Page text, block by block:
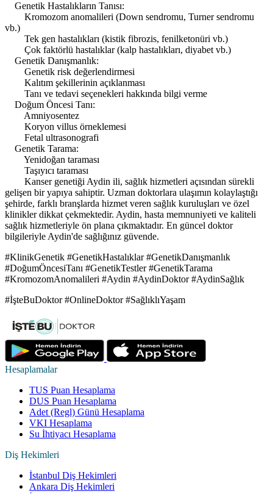
Genetik Hastalıkların Tanısı:
Kromozom anomalileri (Down sendromu, Turner sendromu
vb.)
Tek gen hastalıkları (kistik fibrozis, fenilketonüri vb.)
Çok faktörlü hastalıklar (kalp hastalıkları, diyabet vb.)
Genetik Danışmanlık:
Genetik risk değerlendirmesi
Kalıtım şekillerinin açıklanması
Tanı ve tedavi seçenekleri hakkında bilgi verme
Doğum Öncesi Tanı:
Amniyosentez
Koryon villus örneklemesi
Fetal ultrasonografi
Genetik Tarama:
Yenidoğan taraması
Taşıyıcı taraması
Kanser genetiği Aydin ili, sağlık hizmetleri açısından sürekli
gelişen bir yapıya sahiptir. Uzman doktorlara ulaşımın kolaylaştığı
şehirde, farklı branşlarda hizmet veren sağlık kuruluşları ve özel
klinikler dikkat çekmektedir. Aydin, hasta memnuniyeti ve kaliteli
sağlık hizmetleriyle ön plana çıkmaktadır. En güncel doktor
bilgileriyle Aydin'de sağlığınız güvende.
#KlinikGenetik #GenetikHastalıklar #GenetikDanışmanlık
#DoğumÖncesiTanı #GenetikTestler #GenetikTarama
#KromozomAnomalileri #Aydin #AydinDoktor #AydinSağlık
#İşteBuDoktor #OnlineDoktor #SağlıklıYaşam
Hesaplamalar
TUS Puan Hesaplama
DUS Puan Hesaplama
Adet (Regl) Günü Hesaplama
VKI Hesaplama
Su İhtiyacı Hesaplama
Diş Hekimleri
İstanbul Diş Hekimleri
Ankara Diş Hekimleri